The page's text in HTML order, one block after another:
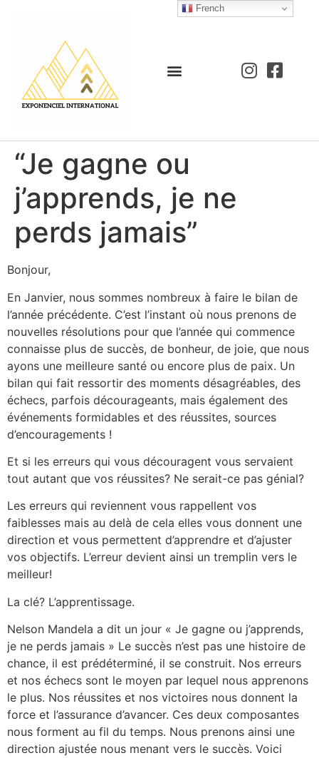
“Je gagne ou
j’apprends, je ne
perds jamais”
Bonjour,
En Janvier, nous sommes nombreux à faire le bilan de
l’année précédente. C’est l’instant où nous prenons de
nouvelles résolutions pour que l’année qui commence
connaisse plus de succès, de bonheur, de joie, que nous
ayons une meilleure santé ou encore plus de paix. Un
bilan qui fait ressortir des moments désagréables, des
échecs, parfois décourageants, mais également des
événements formidables et des réussites, sources
d’encouragements !
Et si les erreurs qui vous découragent vous servaient
tout autant que vos réussites? Ne serait-ce pas génial?
Les erreurs qui reviennent vous rappellent vos
faiblesses mais au delà de cela elles vous donnent une
direction et vous permettent d’apprendre et d’ajuster
vos objectifs. L’erreur devient ainsi un tremplin vers le
meilleur!
La clé? L’apprentissage.
Nelson Mandela a dit un jour « Je gagne ou j’apprends,
je ne perds jamais » Le succès n’est pas une histoire de
chance, il est prédéterminé, il se construit. Nos erreurs
et nos échecs sont le moyen par lequel nous apprenons
le plus. Nos réussites et nos victoires nous donnent la
force et l’assurance d’avancer. Ces deux composantes
nous forment au fil du temps. Nous prenons ainsi une
direction ajustée nous menant vers le succès. Voici
French